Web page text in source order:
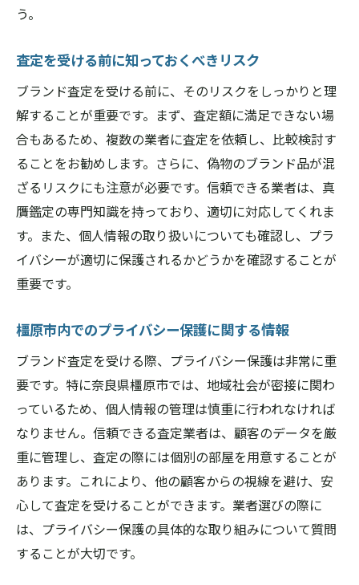
う。
査定を受ける前に知っておくべきリスク
ブランド査定を受ける前に、そのリスクをしっかりと理
解することが重要です。まず、査定額に満足できない場
合もあるため、複数の業者に査定を依頼し、比較検討す
ることをお勧めします。さらに、偽物のブランド品が混
ざるリスクにも注意が必要です。信頼できる業者は、真
贋鑑定の専門知識を持っており、適切に対応してくれま
す。また、個人情報の取り扱いについても確認し、プラ
イバシーが適切に保護されるかどうかを確認することが
重要です。
橿原市内でのプライバシー保護に関する情報
ブランド査定を受ける際、プライバシー保護は非常に重
要です。特に奈良県橿原市では、地域社会が密接に関わ
っているため、個人情報の管理は慎重に行われなければ
なりません。信頼できる査定業者は、顧客のデータを厳
重に管理し、査定の際には個別の部屋を用意することが
あります。これにより、他の顧客からの視線を避け、安
心して査定を受けることができます。業者選びの際に
は、プライバシー保護の具体的な取り組みについて質問
することが大切です。